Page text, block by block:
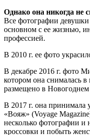
Однако она никогда не
Все фотографии
основном с ее жизнью,
профессией.
В 2010 г. ее фото
В декабре 2016 г. фото
котором она снималась
размещено в
В 2017 г. она принимала
«Вояж» (Voyage
несколько фотографии и
кроссовки и побыть